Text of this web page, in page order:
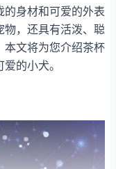
身材和可爱的外表
物，还具有活泼、聪
本文将为您介绍茶杯
的小犬。